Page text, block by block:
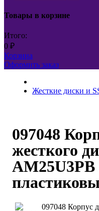
Товары в корзине
Итого:
0 ₽
Корзина
Оформить заказ
Жесткие диски и
097048
жесткого
AM25U3PB